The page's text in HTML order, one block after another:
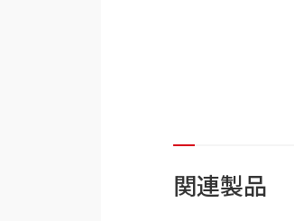
関連製品